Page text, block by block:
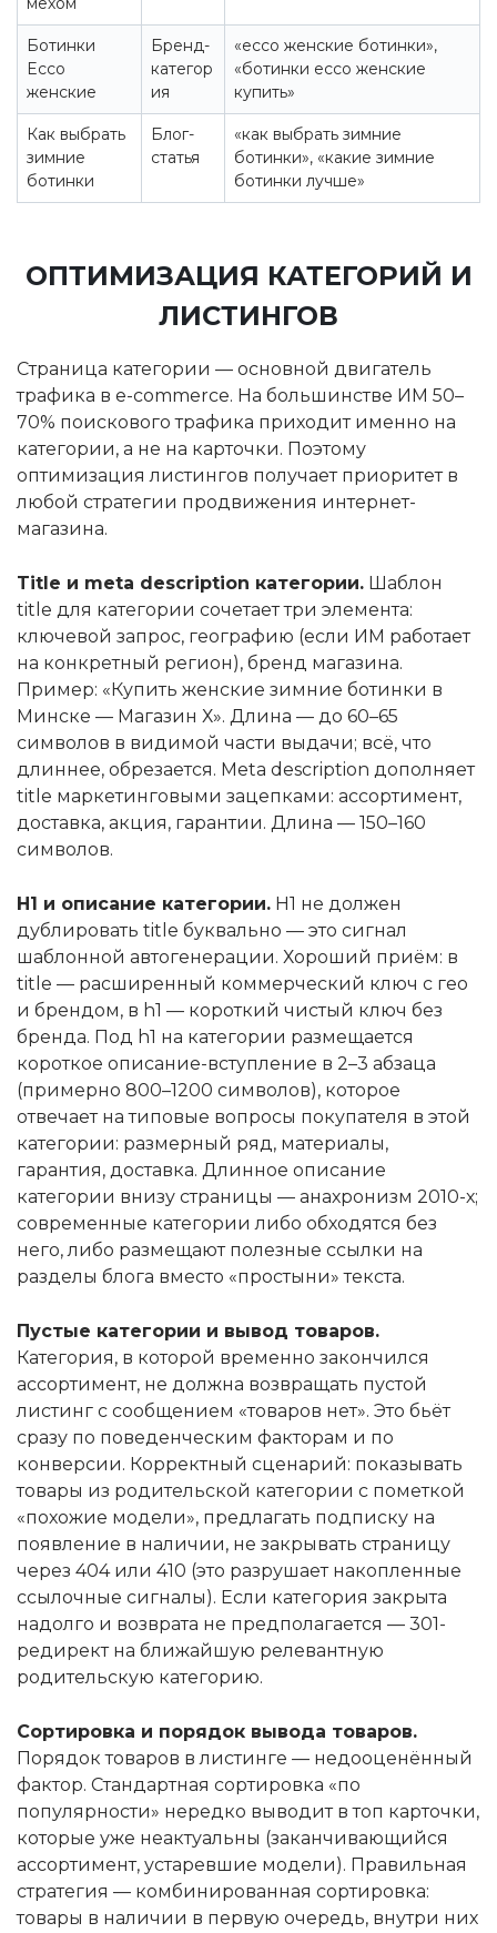
Ботинки
Ecco
женские
Бренд-
категор
ия
«ecco женские ботинки»,
«ботинки ecco женские
купить»
Как выбрать
зимние
ботинки
Блог-
статья
«как выбрать зимние
ботинки», «какие зимние
ботинки лучше»
ОПТИМИЗАЦИЯ КАТЕГОРИЙ И
ЛИСТИНГОВ
Страница категории — основной двигатель
трафика в e-commerce. На большинстве ИМ 50–
70% поискового трафика приходит именно на
категории, а не на карточки. Поэтому
оптимизация листингов получает приоритет в
любой стратегии продвижения интернет-
магазина.
Title и meta description категории. Шаблон
title для категории сочетает три элемента:
ключевой запрос, географию (если ИМ работает
на конкретный регион), бренд магазина.
Пример: «Купить женские зимние ботинки в
Минске — Магазин Х». Длина — до 60–65
символов в видимой части выдачи; всё, что
длиннее, обрезается. Meta description дополняет
title маркетинговыми зацепками: ассортимент,
доставка, акция, гарантии. Длина — 150–160
символов.
H1 и описание категории. H1 не должен
дублировать title буквально — это сигнал
шаблонной автогенерации. Хороший приём: в
title — расширенный коммерческий ключ с гео
и брендом, в h1 — короткий чистый ключ без
бренда. Под h1 на категории размещается
короткое описание-вступление в 2–3 абзаца
(примерно 800–1200 символов), которое
отвечает на типовые вопросы покупателя в этой
категории: размерный ряд, материалы,
гарантия, доставка. Длинное описание
категории внизу страницы — анахронизм 2010-х;
современные категории либо обходятся без
него, либо размещают полезные ссылки на
разделы блога вместо «простыни» текста.
Пустые категории и вывод товаров.
Категория, в которой временно закончился
ассортимент, не должна возвращать пустой
листинг с сообщением «товаров нет». Это бьёт
сразу по поведенческим факторам и по
конверсии. Корректный сценарий: показывать
товары из родительской категории с пометкой
«похожие модели», предлагать подписку на
появление в наличии, не закрывать страницу
через 404 или 410 (это разрушает накопленные
ссылочные сигналы). Если категория закрыта
надолго и возврата не предполагается — 301-
редирект на ближайшую релевантную
родительскую категорию.
Сортировка и порядок вывода товаров.
Порядок товаров в листинге — недооценённый
фактор. Стандартная сортировка «по
популярности» нередко выводит в топ карточки,
которые уже неактуальны (заканчивающийся
ассортимент, устаревшие модели). Правильная
стратегия — комбинированная сортировка:
товары в наличии в первую очередь, внутри них